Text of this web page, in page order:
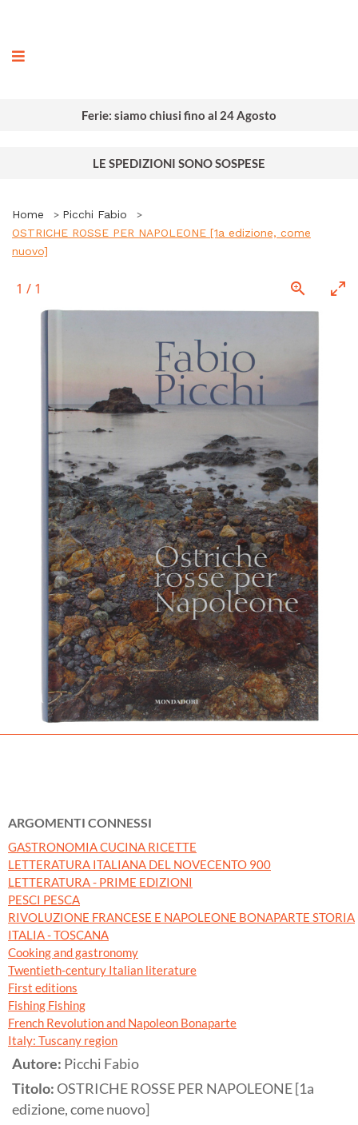
Ferie: siamo chiusi fino al 24 Agosto
LE SPEDIZIONI SONO SOSPESE
Home
Picchi Fabio
OSTRICHE ROSSE PER NAPOLEONE [1a edizione, come
nuovo]
1 / 1
ARGOMENTI CONNESSI
GASTRONOMIA CUCINA RICETTE
LETTERATURA ITALIANA DEL NOVECENTO 900
LETTERATURA - PRIME EDIZIONI
PESCI PESCA
RIVOLUZIONE FRANCESE E NAPOLEONE BONAPARTE STORIA
ITALIA - TOSCANA
Cooking and gastronomy
Twentieth-century Italian literature
First editions
Fishing Fishing
French Revolution and Napoleon Bonaparte
Italy: Tuscany region
Autore: Picchi Fabio
Titolo:OSTRICHE ROSSE PER NAPOLEONE [1a
edizione, come nuovo]